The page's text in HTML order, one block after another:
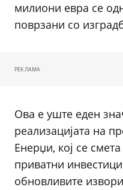
милиони евра се
поврзани со
РЕКЛАМА
Ова е уште еден
реализацијата на
Енерџи, кој се
приватни
обновливите